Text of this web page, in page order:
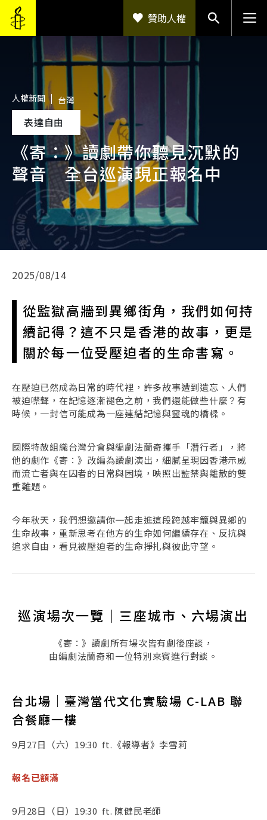
人權新聞 台灣
表達自由
《寄：》讀劇帶你聽見沉默的
聲音 全台巡演現正報名中
2025/08/14
從監獄高牆到異鄉街角，我們如何持
續記得？這不只是香港的故事，更是
關於每一位受壓迫者的生命書寫。
在壓迫已然成為日常的時代裡，許多故事遭到遺忘、人們
被迫噤聲，在記憶逐漸褪色之前，我們還能做些什麼？有
時候，一封信可能成為一座連結記憶與靈魂的橋樑。
國際特赦組織台灣分會與編劇法蘭奇攜手「潛行者」，將
他的劇作《寄：》改編為讀劇演出，細膩呈現因香港示威
而流亡者與在囚者的日常與困境，映照出監禁與離散的雙
重難題。
今年秋天，我們想邀請你一起走進這段跨越牢籠與異鄉的
生命故事，重新思考在他方的生命如何繼續存在、反抗與
追求自由，看見被壓迫者的生命掙扎與彼此守望。
巡演場次一覽｜三座城市、六場演出
《寄：》讀劇所有場次皆有劇後座談，
由編劇法蘭奇和一位特別來賓進行對談。
台北場｜臺灣當代文化實驗場 C-LAB 聯
合餐廳一樓
9月27日（六）19:30 ft.《報導者》李雪莉
報名已額滿
9月28日（日）19:30 ft. 陳健民老師
贊助人權